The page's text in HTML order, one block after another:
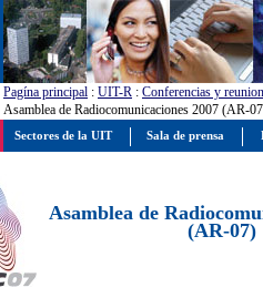
Pagína principal : UIT-R : Conferencias y
Asamblea de Radiocomunicaciones 2007 (AR-
Asamblea de
(AR-07)
Sectores de la UIT Sala de prensa